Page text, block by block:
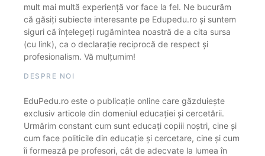
mult mai multă experiență vor face la fel. Ne bucurăm
că găsiți subiecte interesante pe Edupedu.ro și suntem
siguri că înțelegeți rugămintea noastră de a cita sursa
(cu link), ca o declarație reciprocă de respect și
profesionalism. Vă mulțumim!
DESPRE NOI
EduPedu.ro este o publicație online care găzduiește
exclusiv articole din domeniul educației și cercetării.
Urmărim constant cum sunt educați copiii noștri, cine și
cum face politicile din educație și cercetare, cine și cum
îi formează pe profesori, cât de adecvate la lumea în